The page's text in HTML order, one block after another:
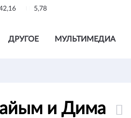
5,78
ДРУГОЕ МУЛЬТИМЕДИА
и Дима